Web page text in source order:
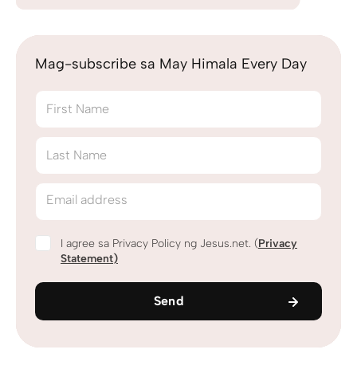
Mag-subscribe sa May Himala Every Day
First Name
Last Name
Email address
I agree sa Privacy Policy ng Jesus.net. (Privacy
Statement)
Send